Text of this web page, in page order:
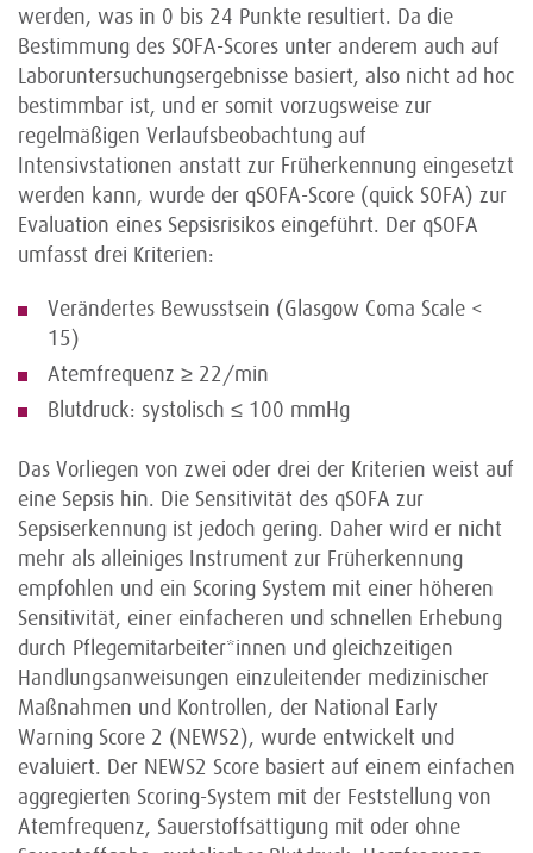
werden, was in 0 bis 24 Punkte resultiert. Da die
Bestimmung des SOFA-Scores unter anderem auch auf
Laboruntersuchungsergebnisse basiert, also nicht ad hoc
bestimmbar ist, und er somit vorzugsweise zur
regelmäßigen Verlaufsbeobachtung auf
Intensivstationen anstatt zur Früherkennung eingesetzt
werden kann, wurde der qSOFA-Score (quick SOFA) zur
Evaluation eines Sepsisrisikos eingeführt. Der qSOFA
umfasst drei Kriterien:
Verändertes Bewusstsein (Glasgow Coma Scale <
15)
Atemfrequenz ≥ 22/min
Blutdruck: systolisch ≤ 100 mmHg
Das Vorliegen von zwei oder drei der Kriterien weist auf
eine Sepsis hin. Die Sensitivität des qSOFA zur
Sepsiserkennung ist jedoch gering. Daher wird er nicht
mehr als alleiniges Instrument zur Früherkennung
empfohlen und ein Scoring System mit einer höheren
Sensitivität, einer einfacheren und schnellen Erhebung
durch Pflegemitarbeiter*innen und gleichzeitigen
Handlungsanweisungen einzuleitender medizinischer
Maßnahmen und Kontrollen, der National Early
Warning Score 2 (NEWS2), wurde entwickelt und
evaluiert. Der NEWS2 Score basiert auf einem einfachen
aggregierten Scoring-System mit der Feststellung von
Atemfrequenz, Sauerstoffsättigung mit oder ohne